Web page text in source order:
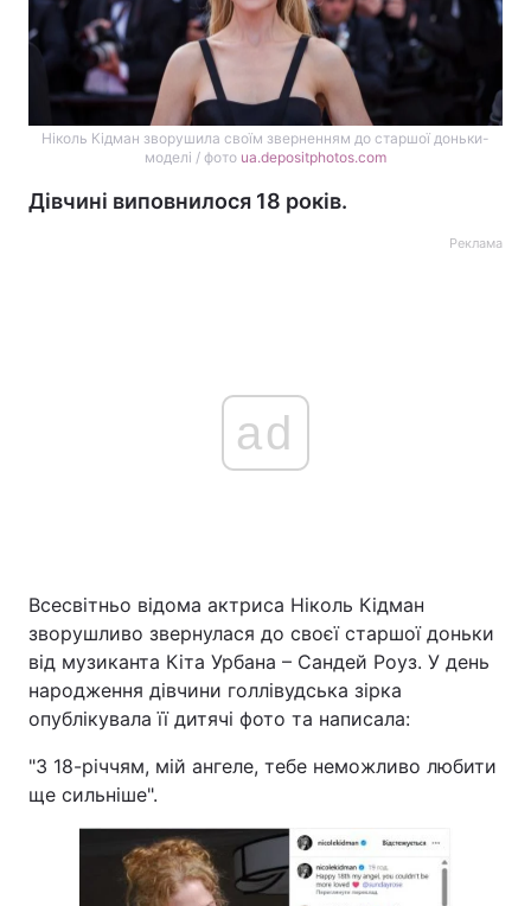
Ніколь Кідман зворушила своїм зверненням до старшої доньки-
моделі / фото ua.depositphotos.com
Дівчині виповнилося 18 років.
Реклама
ad
Всесвітньо відома актриса Ніколь Кідман
зворушливо звернулася до своєї старшої доньки
від музиканта Кіта Урбана – Сандей Роуз. У день
народження дівчини голлівудська зірка
опублікувала її дитячі фото та написала:
"З 18-річчям, мій ангеле, тебе неможливо любити
ще сильніше".